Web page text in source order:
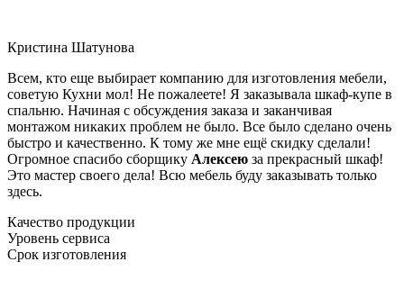
Кристина Шатунова
Всем, кто еще выбирает компанию для изготовления мебели,
советую Кухни мол! Не пожалеете! Я заказывала шкаф-купе в
спальню. Начиная с обсуждения заказа и заканчивая
монтажом никаких проблем не было. Все было сделано очень
быстро и качественно. К тому же мне ещё скидку сделали!
Огромное спасибо сборщику Алексею за прекрасный шкаф!
Это мастер своего дела! Всю мебель буду заказывать только
здесь.
Качество продукции
Уровень сервиса
Срок изготовления